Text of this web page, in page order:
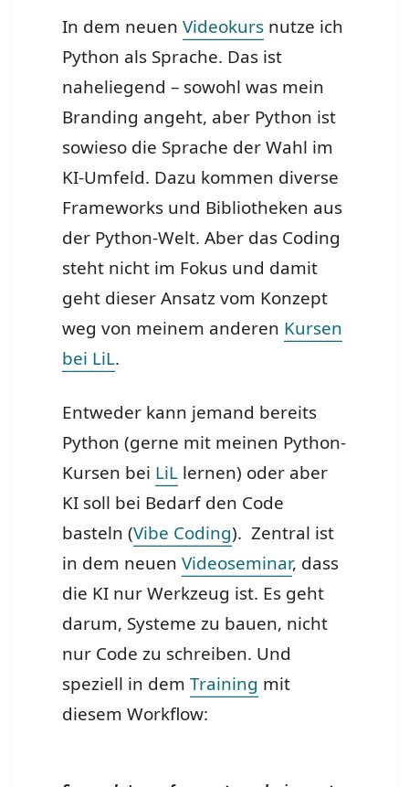
In dem neuenVideokurs nutze ich
Python als Sprache. Das ist
naheliegend – sowohl was mein
Branding angeht, aber Python ist
sowieso die Sprache der Wahl im
KI-Umfeld. Dazu kommen diverse
Frameworks und Bibliotheken aus
der Python-Welt. Aber das Coding
steht nicht im Fokus und damit
geht dieser Ansatz vom Konzept
weg von meinem anderen Kursen
bei LiL.
Entweder kann jemand bereits
Python (gerne mit meinen Python-
Kursen bei LiL lernen) oder aber
KI soll bei Bedarf den Code
basteln (Vibe Coding). Zentral ist
in dem neuenVideoseminar, dass
die KI nur Werkzeug ist. Es geht
darum, Systeme zu bauen, nicht
nur Code zu schreiben. Und
speziell in demTraining mit
diesem Workflow: